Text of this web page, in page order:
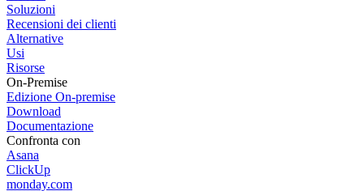
Soluzioni
Recensioni dei clienti
Alternative
Usi
Risorse
On-Premise
Edizione On-premise
Download
Documentazione
Confronta con
Asana
ClickUp
monday.com